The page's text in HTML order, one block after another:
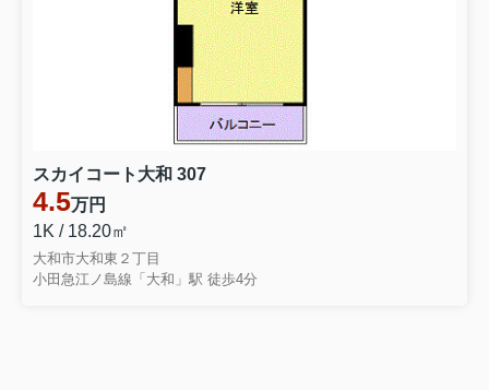
スカイコート大和 307
4.5万円
1K / 18.20㎡
大和市大和東２丁目
小田急江ノ島線「大和」駅 徒歩4分